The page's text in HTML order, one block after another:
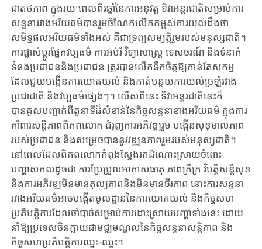
ជាតថភាព ក្នុងរយៈពេលពីរឆ្នាំនៃការអនុវត្ត ទិវាអន្តរជាតិសម្រាប់ការ
សន្ទនារវាងអរិយធម៌បានរួមចំណែកលើកកម្ពស់ការយល់ដឹងថា
សមិទ្ធផលអរិយធម៌ទាំងអស់ គឺជាទ្រព្យសម្បត្តិរួមរបស់មនុស្សជាតិ។
ការផ្លាស់ប្តូរផ្នែកវប្បធម៌ ការអប់រំ វិទ្យាសាស្ត្រ ទេសចរណ៍ និងទំនាក់
ទំនងប្រជាជននិងប្រជាជន ត្រូវបានលើកទឹកចិត្តឱ្យកាន់តែសកម្ម
ដែលជួយបង្កើនការយោគយល់ និងកាត់បន្ថយការយល់ច្រឡំរវាង
ប្រជាជាតិ និងវប្បធម៌ផ្សេងៗ។ លើសពីនេះ ទិវាអន្តរជាតិនេះក៏
បានគូសបញ្ជាក់ពីតួនាទីដ៏សំខាន់នៃកិច្ចសន្ទនាខាងអរិយធម៌ ក្នុងការ
គាំពារសន្តិភាពពិភពលោក ជំរុញការអភិវឌ្ឍរួម បង្កើនសុខុមាលភាព
របស់ប្រជាជន និងសម្រេចបាននូវវឌ្ឍនភាពរួមរបស់មនុស្សជាតិ។
នៅពេលដែលពិភពលោកកំពុងស្វែងរកដំណោះស្រាយចំពោះ
បញ្ហាសកលដូចជា ការប្រែប្រួលអាកាសធាតុ ភាពក្រីក្រ វិបត្តិសន្តិសុខ
និងការអភិវឌ្ឍមិនមានតុល្យភាពនិងមិនមានចីរភាព នោះការសន្ទនា
រវាងអរិយធម៌អាចបង្កើតមូលដ្ឋាននៃការយោគយល់ និងកិច្ចសហ
ប្រតិបត្តិការដែលចាំបាច់សម្រាប់ការដោះស្រាយបញ្ហាទាំងនេះ ដោយ
នាំឱ្យប្រទេសចិនក្លាយជាមជ្ឈមណ្ឌលនៃកិច្ចសន្ទនាសន្តិភាព និង
កិច្ចសហប្រតិបត្តិការឈ្នះ-ឈ្នះ។